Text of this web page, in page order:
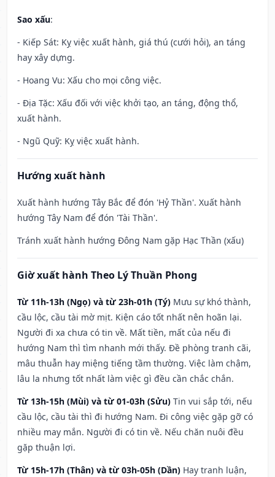
Sao xấu:
- Kiếp Sát: Kỵ việc xuất hành, giá thú (cưới hỏi), an táng
hay xây dựng.
- Hoang Vu: Xấu cho mọi công việc.
- Địa Tặc: Xấu đối với việc khởi tạo, an táng, động thổ,
xuất hành.
- Ngũ Quỹ: Kỵ việc xuất hành.
Hướng xuất hành
Xuất hành hướng Tây Bắc để đón 'Hỷ Thần'. Xuất hành
hướng Tây Nam để đón 'Tài Thần'.
Tránh xuất hành hướng Đông Nam gặp Hạc Thần (xấu)
Giờ xuất hành Theo Lý Thuần Phong
Từ 11h-13h (Ngọ) và từ 23h-01h (Tý) Mưu sự khó thành,
cầu lộc, cầu tài mờ mịt. Kiện cáo tốt nhất nên hoãn lại.
Người đi xa chưa có tin về. Mất tiền, mất của nếu đi
hướng Nam thì tìm nhanh mới thấy. Đề phòng tranh cãi,
mâu thuẫn hay miệng tiếng tầm thường. Việc làm chậm,
lâu la nhưng tốt nhất làm việc gì đều cần chắc chắn.
Từ 13h-15h (Mùi) và từ 01-03h (Sửu) Tin vui sắp tới, nếu
cầu lộc, cầu tài thì đi hướng Nam. Đi công việc gặp gỡ có
nhiều may mắn. Người đi có tin về. Nếu chăn nuôi đều
gặp thuận lợi.
Từ 15h-17h (Thân) và từ 03h-05h (Dần) Hay tranh luận,